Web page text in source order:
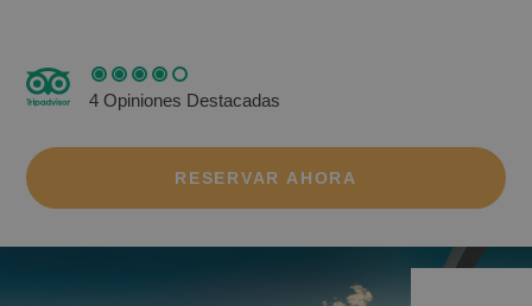
4 Opiniones Destacadas
RESERVAR AHORA